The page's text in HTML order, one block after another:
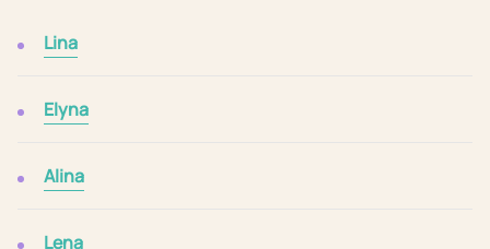
Lina
Elyna
Alina
Lena